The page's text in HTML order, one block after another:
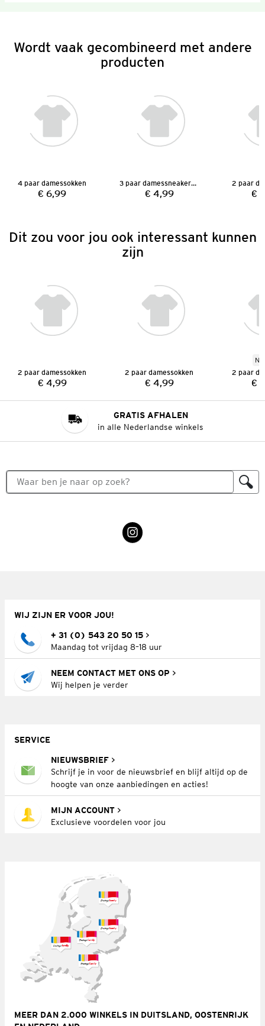
Wordt vaak gecombineerd met andere
producten
4 paar damessokken
Prijs:
€ 6,99
3 paar damessneakersokken
Prijs:
€ 4,99
2 paar
€
Dit zou voor jou ook interessant kunnen
zijn
2 paar damessokken
Prijs:
€ 4,99
2 paar damessokken
Prijs:
€ 4,99
2 paar
€
GRATIS AFHALEN
in alle Nederlandse winkels
WIJ ZIJN ER VOOR JOU!
+ 31 (0) 543 20 50 15
Maandag tot vrijdag 8–18 uur
NEEM CONTACT MET ONS OP
Wij helpen je verder
SERVICE
NIEUWSBRIEF
Schrijf je in voor de nieuwsbrief en blijf altijd op de
hoogte van onze aanbiedingen en acties!
MIJN ACCOUNT
Exclusieve voordelen voor jou
MEER DAN 2.000 WINKELS IN DUITSLAND, OOSTENRIJK